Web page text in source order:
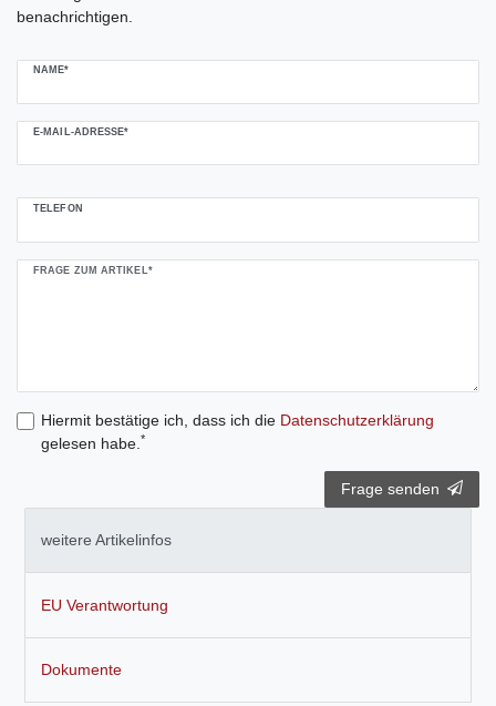
benachrichtigen.
NAME*
E-MAIL-ADRESSE*
TELEFON
FRAGE ZUM ARTIKEL*
Hiermit bestätige ich, dass ich die Daten­schutz­erklärung
gelesen habe. *
Frage senden
weitere Artikelinfos
EU Verantwortung
Dokumente